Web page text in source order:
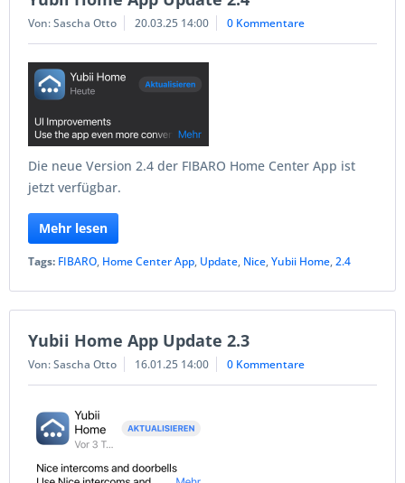
Von: Sascha Otto 20.03.25 14:00 0 Kommentare
Die neue Version 2.4 der FIBARO Home Center App ist
jetzt verfügbar.
Mehr lesen
Tags: FIBARO, Home Center App, Update, Nice,Yubii Home,2.4
Yubii Home App Update 2.3
Von: Sascha Otto 16.01.25 14:00 0 Kommentare